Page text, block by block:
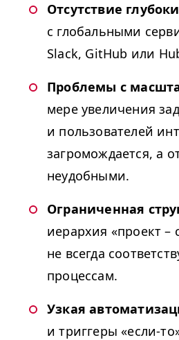
Отсутствие
с глобальными
Slack, GitHub или
Проблемы с
мере увеличения
и пользователей
загромождается, а
неудобными.
Ограниченная
иерархия «проект –
не всегда
процессам.
Узкая
и триггеры «если-